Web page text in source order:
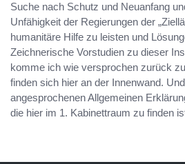
Suche nach Schutz und Neuanfang
Unfähigkeit der Regierungen der
humanitäre Hilfe zu leisten und
Zeichnerische Vorstudien zu dieser
komme ich wie versprochen zurück
finden sich hier an der Innenwand.
angesprochenen Allgemeinen
die hier im 1. Kabinettraum zu finden